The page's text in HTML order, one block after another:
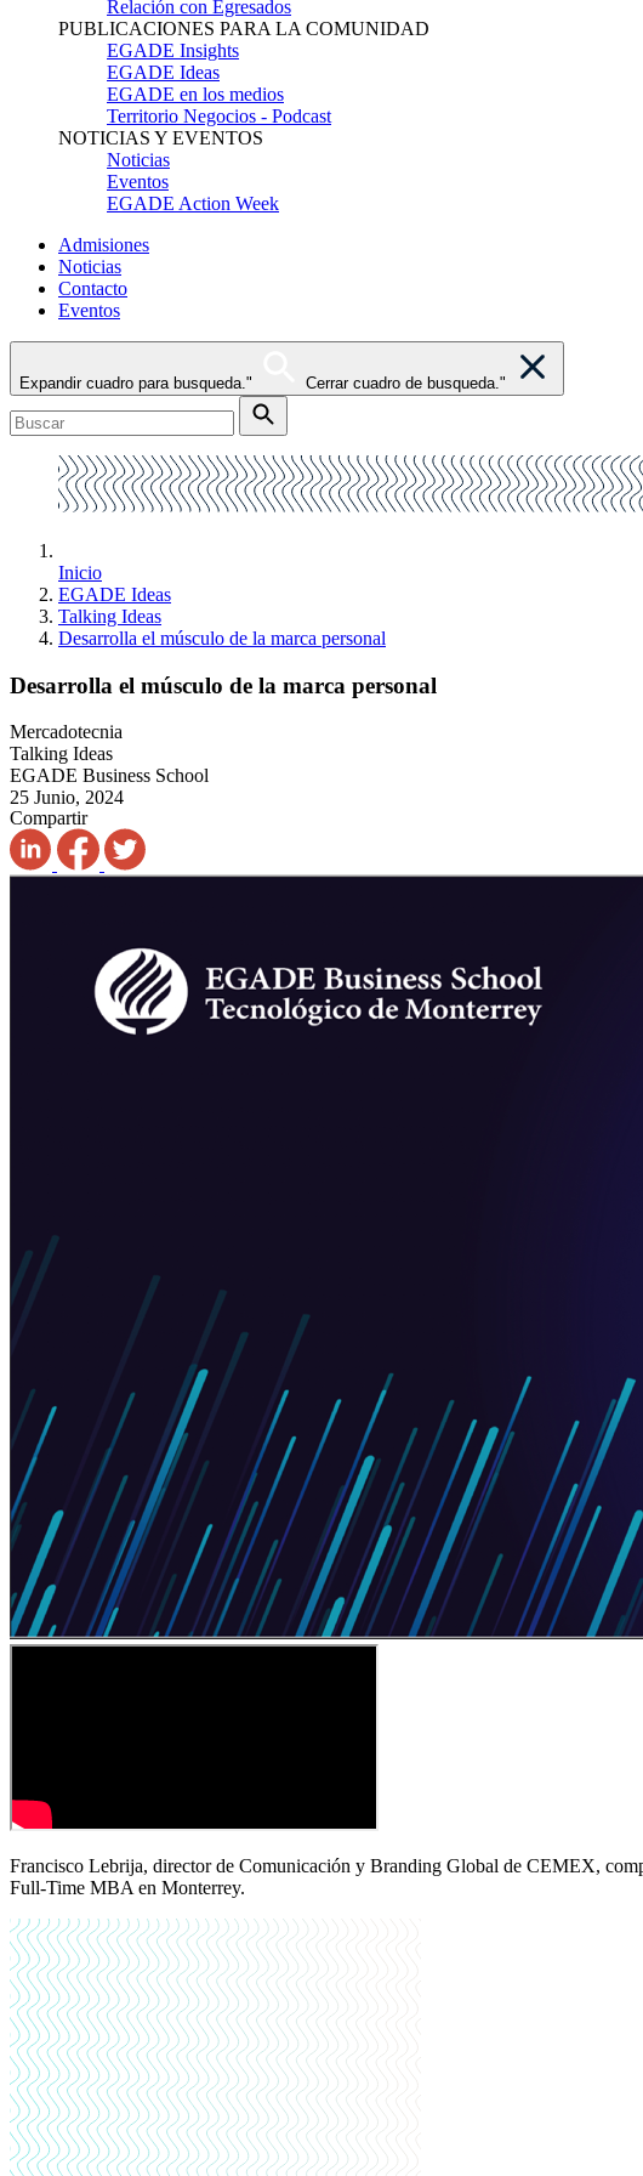
Relación con Egresados
PUBLICACIONES PARA LA COMUNIDAD
EGADE Insights
EGADE Ideas
EGADE en los medios
Territorio Negocios - Podcast
NOTICIAS Y EVENTOS
Noticias
Eventos
EGADE Action Week
Admisiones
Noticias
Contacto
Eventos
Expandir cuadro para busqueda." Cerrar cuadro de busqueda."
Inicio
EGADE Ideas
Talking Ideas
Desarrolla el músculo de la marca personal
Desarrolla el músculo de la marca personal
Mercadotecnia
Talking Ideas
EGADE Business School
25 Junio, 2024
Compartir
Francisco Lebrija, director de Comunicación y Branding Global de CEMEX,
Full-Time MBA en Monterrey.